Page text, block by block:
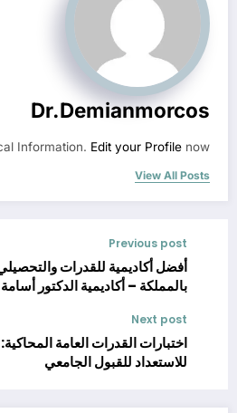
Dr.demianmorcos
Information. Edit your Profile now.
View All Posts
Previous post
أفضل أكاديمية للقدرات
بالمملكة – أكاديمية الدكتور
Next post
اختبارات القدرات العامة
للاستعداد للقبول الجامعي